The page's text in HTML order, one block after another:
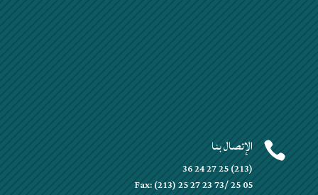
 الإتصال بنا
(213) 25 27 24 36
Fax: (213) 25 27 23 73/ 25 05